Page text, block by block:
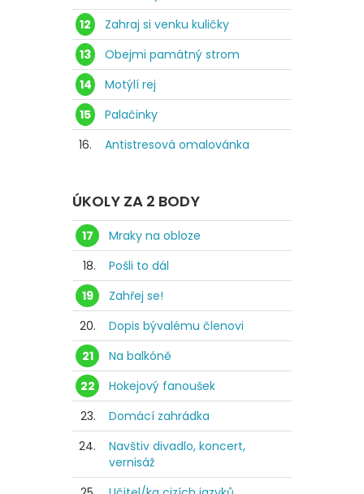
12
Zahraj si venku kuličky
13
Obejmi památný strom
14
Motýlí rej
15
Palačinky
16.
Antistresová omalovánka
ÚKOLY ZA 2 BODY
17
Mraky na obloze
18.
Pošli to dál
19
Zahřej se!
20.
Dopis bývalému členovi
21
Na balkóně
22
Hokejový fanoušek
23.
Domácí zahrádka
24.
Navštiv divadlo, koncert,
vernisáž